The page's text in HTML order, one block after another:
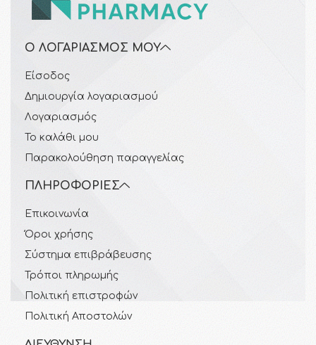
Ο ΛΟΓΑΡΙΑΣΜΌΣ ΜΟΥ
Είσοδος
Δημιουργία λογαριασμού
Λογαριασμός
Το καλάθι μου
Παρακολούθηση παραγγελίας
ΠΛΗΡΟΦΟΡΊΕΣ
Επικοινωνία
Όροι χρήσης
Σύστημα επιβράβευσης
Τρόποι πληρωμής
Πολιτική επιστροφών
Πολιτική Αποστολών